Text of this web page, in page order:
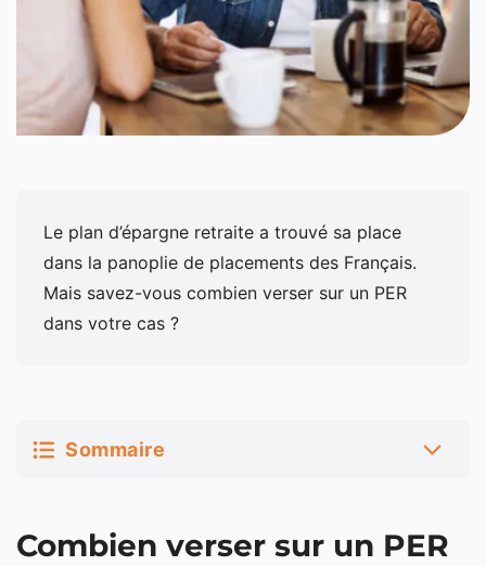
Le plan d’épargne retraite a trouvé sa place
dans la panoplie de placements des Français.
Mais savez-vous combien verser sur un PER
dans votre cas ?
Sommaire
Combien verser sur un PER pour réduire mes
Combien verser sur un PER